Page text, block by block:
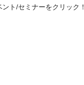
ト/セミナーをクリック！